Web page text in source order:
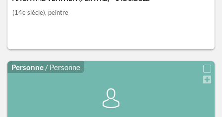
(14e siècle), peintre
Personne / Personne